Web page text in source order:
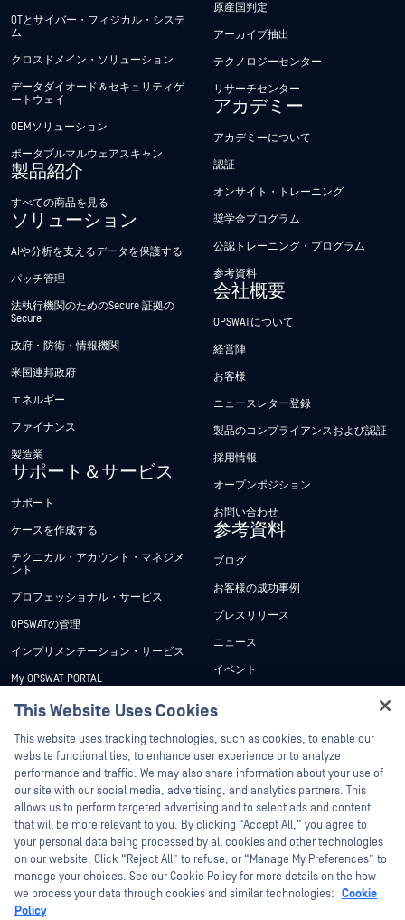
OTとサイバー・フィジカル・システ
ム
クロスドメイン・ソリューション
データダイオード＆セキュリティゲ
ートウェイ
OEMソリューション
ポータブルマルウェアスキャン
製品紹介
すべての商品を見る
ソリューション
AIや分析を支えるデータを保護する
パッチ管理
法執行機関のためのSecure 証拠の
Secure
政府・防衛・情報機関
米国連邦政府
エネルギー
ファイナンス
製造業
サポート＆サービス
サポート
ケースを作成する
テクニカル・アカウント・マネジメ
ント
プロフェッショナル・サービス
OPSWATの管理
インプリメンテーション・サービス
My OPSWAT PORTAL
技術文書
トレーニング
脆弱性対策プログラム
パートナー
認証
テクノロジー・パートナー
OPSWAT チャネル パートナー
原産国判定
アーカイブ抽出
テクノロジーセンター
リサーチセンター
アカデミー
アカデミーについて
認証
オンサイト・トレーニング
奨学金プログラム
公認トレーニング・プログラム
参考資料
会社概要
OPSWATについて
経営陣
お客様
ニュースレター登録
製品のコンプライアンスおよび認証
採用情報
オープンポジション
お問い合わせ
参考資料
ブログ
お客様の成功事例
プレスリリース
ニュース
イベント
ホワイトペーパー
無料ツール
©2026OPSWAT . All rights reserved.OPSWAT、MetaDefender、Metascan、
This Website Uses Cookies
This website uses tracking technologies, such as cookies, to enable our
website functionalities, to enhance user experience or to analyze
performance and traffic. We may also share information about your use of
our site with our social media, advertising, and analytics partners. This
allows us to perform targeted advertising and to select ads and content
that will be more relevant to you. By clicking “Accept All,” you agree to
your personal data being processed by all cookies and other technologies
on our website. Click “Reject All” to refuse, or “Manage My Preferences” to
manage your choices. See our Cookie Policy for more details on the how
we process your data through cookies and similar technologies: Cookie
Policy
Hey there!
I'm Ozzy, your OPSWAT virtual assistant.
How can I help you secure what's critical
today?